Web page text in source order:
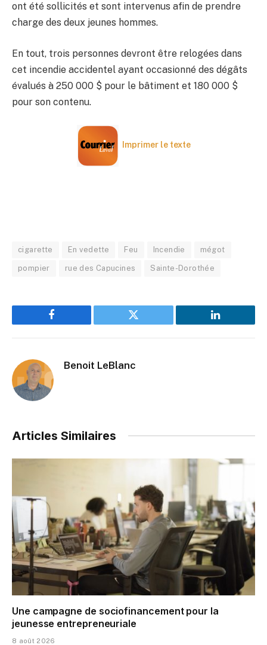
ont été sollicités et sont intervenus afin de prendre
charge des deux jeunes hommes.
En tout, trois personnes devront être relogées dans
cet incendie accidentel ayant occasionné des dégâts
évalués à 250 000 $ pour le bâtiment et 180 000 $
pour son contenu.
Imprimer le texte
cigarette En vedette Feu Incendie mégot
pompier rue des Capucines Sainte-Dorothée
Facebook Twitter LinkedIn
Benoit LeBlanc
Articles Similaires
Une campagne de sociofinancement pour la
jeunesse entrepreneuriale
8 août 2026